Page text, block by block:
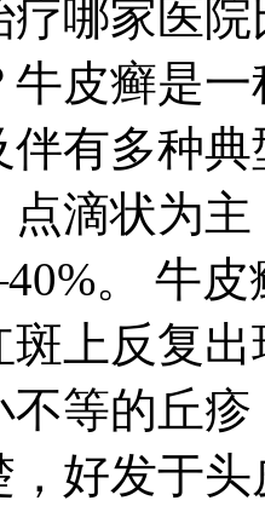
疗哪家医
牛皮癣是
有多种
点滴状为
。 牛皮
上反复
等的丘
，好发于